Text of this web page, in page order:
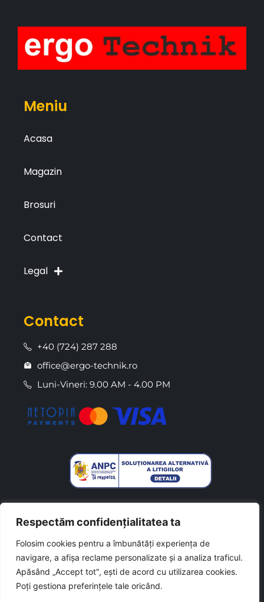
Respectăm confidențialitatea ta
Folosim cookies pentru a îmbunătăți experiența de
navigare, a afișa reclame personalizate și a analiza traficul.
Apăsând „Accept tot", ești de acord cu utilizarea cookies.
Poți gestiona preferințele tale oricând.
Meniu
Acasa
Magazin
Brosuri
Contact
Legal
Contact
+40 (724) 287 288
office@ergo-technik.ro
Luni-Vineri: 9.00 AM - 4.00 PM
Made with by Csaszar L. Daniel